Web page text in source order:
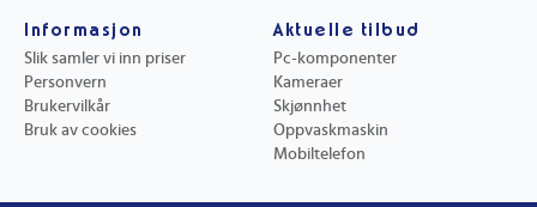
Informasjon
Slik samler vi inn priser
Personvern
Brukervilkår
Bruk av cookies
Aktuelle tilbud
Pc-komponenter
Kameraer
Skjønnhet
Oppvaskmaskin
Mobiltelefon